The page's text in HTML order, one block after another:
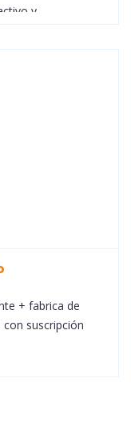
y
Decaffeinato es
un
y resolutivo de
+ fabrica de
suscripción